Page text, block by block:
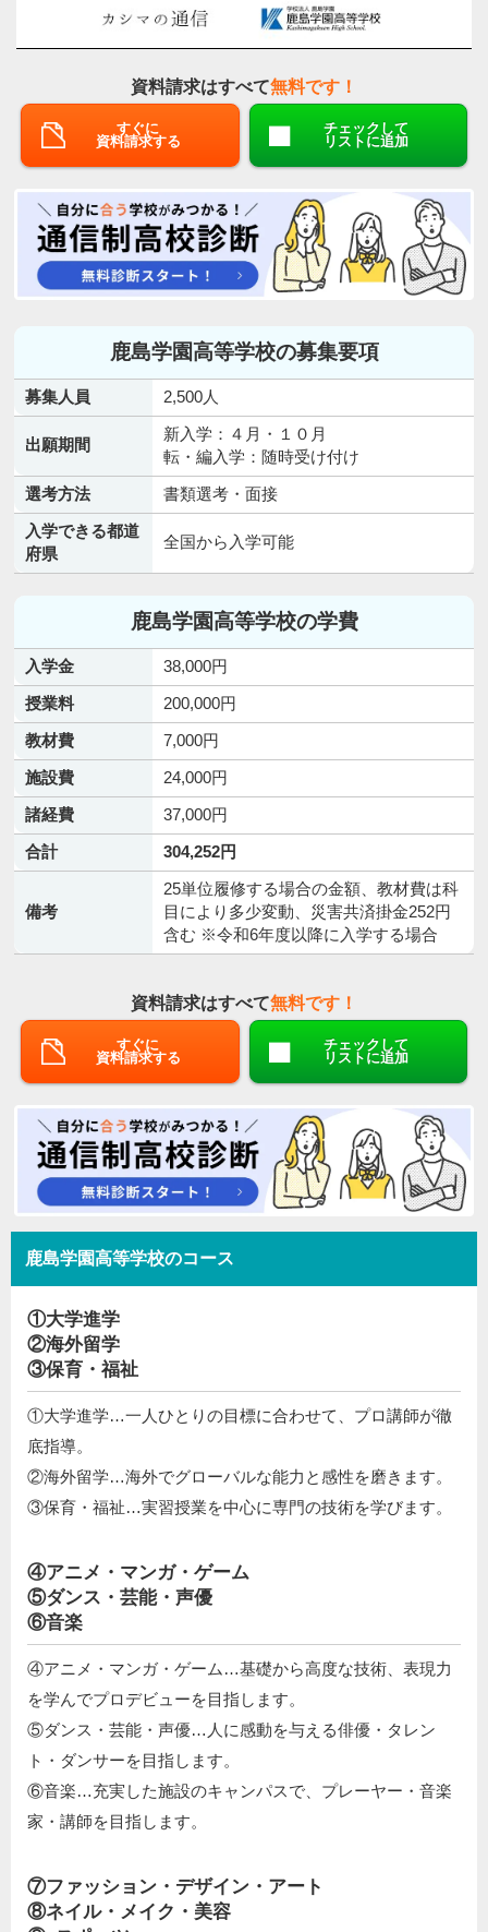
資料請求はすべて無料です！
すぐに
資料請求する
チェックして
リストに追加
鹿島学園高等学校の募集要項
募集人員 2,500人
出願期間
新入学：４月・１０月
転・編入学：随時受け付け
選考方法
書類選考・面接
入学できる都道
府県
全国から入学可能
鹿島学園高等学校の学費
入学金
38,000円
授業料
200,000円
教材費
7,000円
施設費
24,000円
諸経費
37,000円
合計
304,252円
備考
25単位履修する場合の金額、教材費は科
目により多少変動、災害共済掛金252円
含む ※令和6年度以降に入学する場合
資料請求はすべて無料です！
すぐに
資料請求する
チェックして
リストに追加
鹿島学園高等学校のコース
①大学進学
②海外留学
③保育・福祉
①大学進学…一人ひとりの目標に合わせて、プロ講師が徹
底指導。
②海外留学…海外でグローバルな能力と感性を磨きます。
③保育・福祉…実習授業を中心に専門の技術を学びます。
④アニメ・マンガ・ゲーム
⑤ダンス・芸能・声優
⑥音楽
④アニメ・マンガ・ゲーム…基礎から高度な技術、表現力
を学んでプロデビューを目指します。
⑤ダンス・芸能・声優…人に感動を与える俳優・タレン
ト・ダンサーを目指します。
⑥音楽…充実した施設のキャンパスで、プレーヤー・音楽
家・講師を目指します。
⑦ファッション・デザイン・アート
⑧ネイル・メイク・美容